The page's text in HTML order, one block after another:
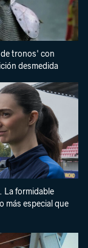
de tronos' con
desmedida
La formidable
más especial que